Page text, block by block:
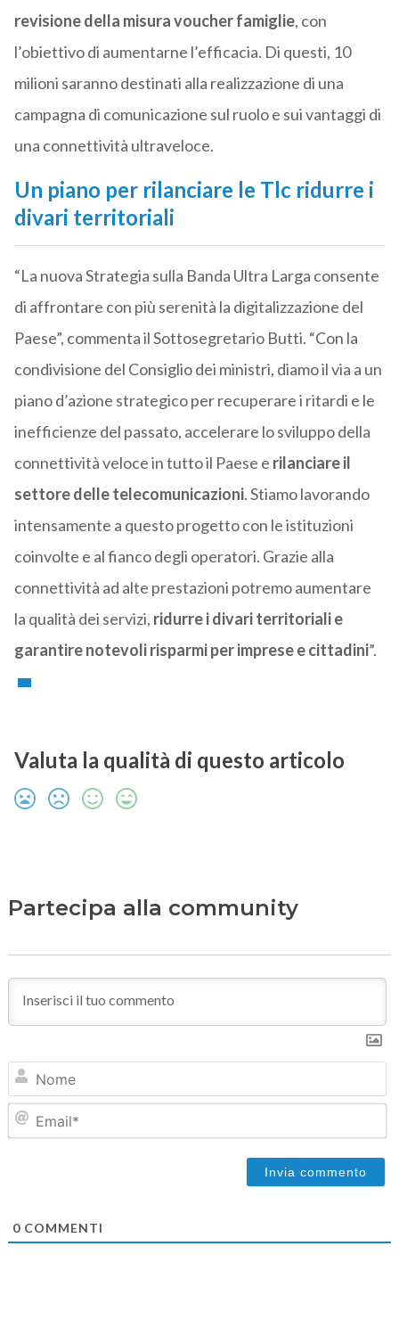
revisione della misura voucher famiglie, con
l’obiettivo di aumentarne l’efficacia. Di questi, 10
milioni saranno destinati alla realizzazione di una
campagna di comunicazione sul ruolo e sui vantaggi di
una connettività ultraveloce.
Un piano per rilanciare le Tlc ridurre i
divari territoriali
“La nuova Strategia sulla Banda Ultra Larga consente
di affrontare con più serenità la digitalizzazione del
Paese”, commenta il Sottosegretario Butti. “Con la
condivisione del Consiglio dei ministri, diamo il via a un
piano d’azione strategico per recuperare i ritardi e le
inefficienze del passato, accelerare lo sviluppo della
connettività veloce in tutto il Paese e rilanciare il
settore delle telecomunicazioni. Stiamo lavorando
intensamente a questo progetto con le istituzioni
coinvolte e al fianco degli operatori. Grazie alla
connettività ad alte prestazioni potremo aumentare
la qualità dei servizi, ridurre i divari territoriali e
garantire notevoli risparmi per imprese e cittadini”.
Valuta la qualità di questo articolo
Partecipa alla community
0COMMENTI